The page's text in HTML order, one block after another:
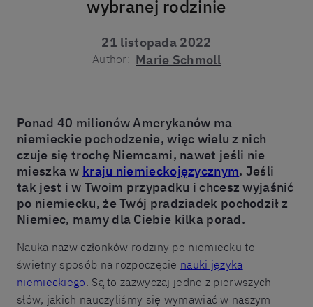
wybranej rodzinie
21 listopada 2022
Author: Marie Schmoll
Ponad 40 milionów Amerykanów ma
niemieckie pochodzenie, więc wielu z nich
czuje się trochę Niemcami, nawet jeśli nie
mieszka w kraju niemieckojęzycznym. Jeśli
tak jest i w Twoim przypadku i chcesz wyjaśnić
po niemiecku, że Twój pradziadek pochodził z
Niemiec, mamy dla Ciebie kilka porad.
Nauka nazw członków rodziny po niemiecku to
świetny sposób na rozpoczęcie nauki języka
niemieckiego. Są to zazwyczaj jedne z pierwszych
słów, jakich nauczyliśmy się wymawiać w naszym